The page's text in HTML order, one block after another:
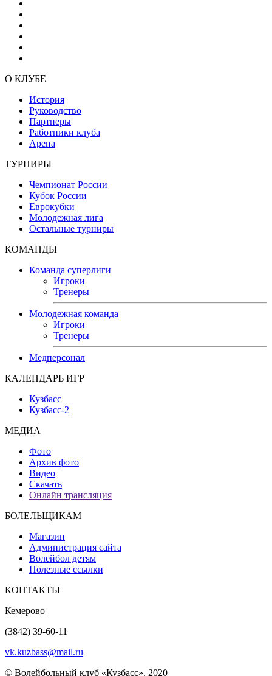
О КЛУБЕ
История
Руководство
Партнеры
Работники клуба
Арена
ТУРНИРЫ
Чемпионат России
Кубок России
Еврокубки
Молодежная лига
Остальные турниры
КОМАНДЫ
Команда суперлиги
Игроки
Тренеры
Молодежная команда
Игроки
Тренеры
Медперсонал
КАЛЕНДАРЬ ИГР
Кузбасс
Кузбасс-2
МЕДИА
Фото
Архив фото
Видео
Скачать
Онлайн трансляция
БОЛЕЛЬЩИКАМ
Магазин
Администрация сайта
Волейбол детям
Полезные ссылки
КОНТАКТЫ
Кемерово
(3842) 39-60-11
vk.kuzbass@mail.ru
© Волейбольный клуб «Кузбасс», 2020